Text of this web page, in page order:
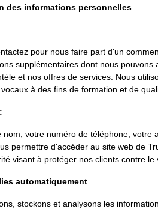
des informations personnelles
pour nous faire part d'un
supplémentaires dont nous
et nos offres de services. Nous
à des fins de formation et de
nom, votre numéro de téléphone,
permettre d'accéder au site web de
visant à protéger nos clients contre
automatiquement
stockons et analysons les